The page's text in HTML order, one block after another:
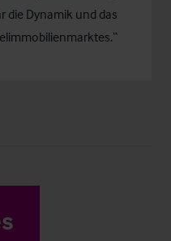
die Dynamik und das